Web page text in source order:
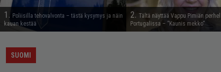
1. Poliisilla tehovalvonta – tästä kysymys ja näin
kauan kestää
2. Tältä näyttää Vappu Pimiän
Portugalissa – ”Kaunis mekko”
SUOMI